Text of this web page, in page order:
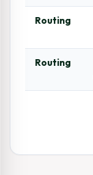
Routing
Routing